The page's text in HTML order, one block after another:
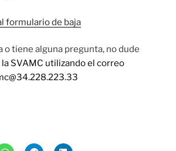
formulario de baja
o tiene alguna pregunta, no dude
SVAMC utilizando el correo